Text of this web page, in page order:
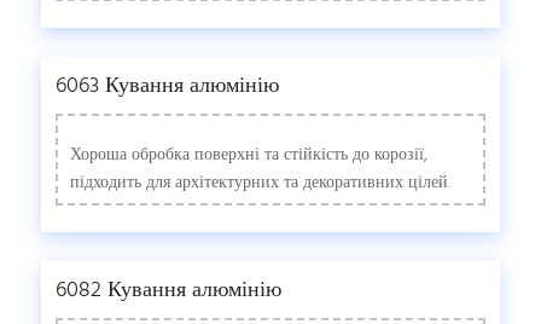
6063 Кування алюмінію
Хороша обробка поверхні та стійкість до корозії,
підходить для архітектурних та декоративних цілей.
6082 Кування алюмінію